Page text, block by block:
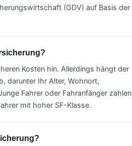
(GDV) auf Basis der
Kosten hin. Allerdings hängt der
darunter Ihr Alter, Wohnort,
Fahrer oder Fahranfänger zahlen
mit hoher SF-Klasse.